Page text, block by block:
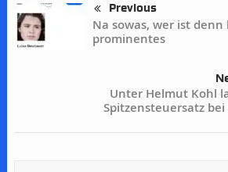
Previous
Na sowas, wer ist
prominentes
Unter Helmut Kohl
Spitzensteuersatz bei